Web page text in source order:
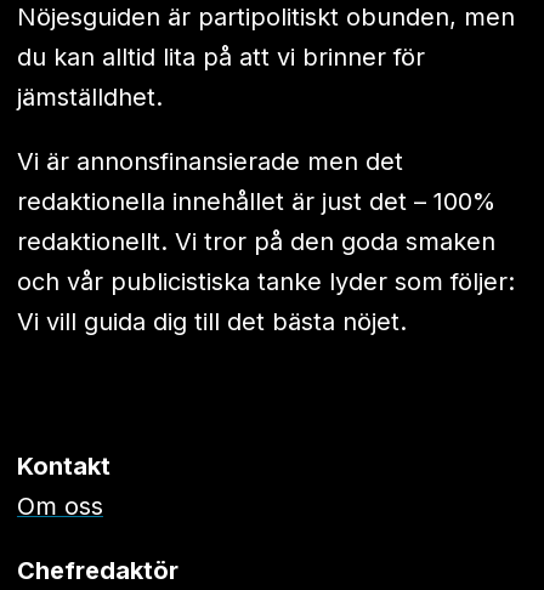
Nöjesguiden är partipolitiskt obunden, men
du kan alltid lita på att vi brinner för
jämställdhet.
Vi är annonsfinansierade men det
redaktionella innehållet är just det – 100%
redaktionellt. Vi tror på den goda smaken
och vår publicistiska tanke lyder som följer:
Vi vill guida dig till det bästa nöjet.
Kontakt
Om oss
Chefredaktör